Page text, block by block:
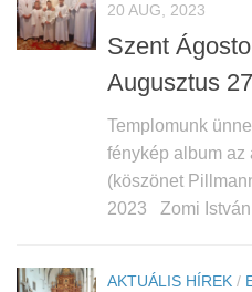
20 AUG, 2023
Szent
Augusztus 27
Templomunk
fénykép album az
(köszönet
2023 Zomi
AKTUÁLIS HÍREK /